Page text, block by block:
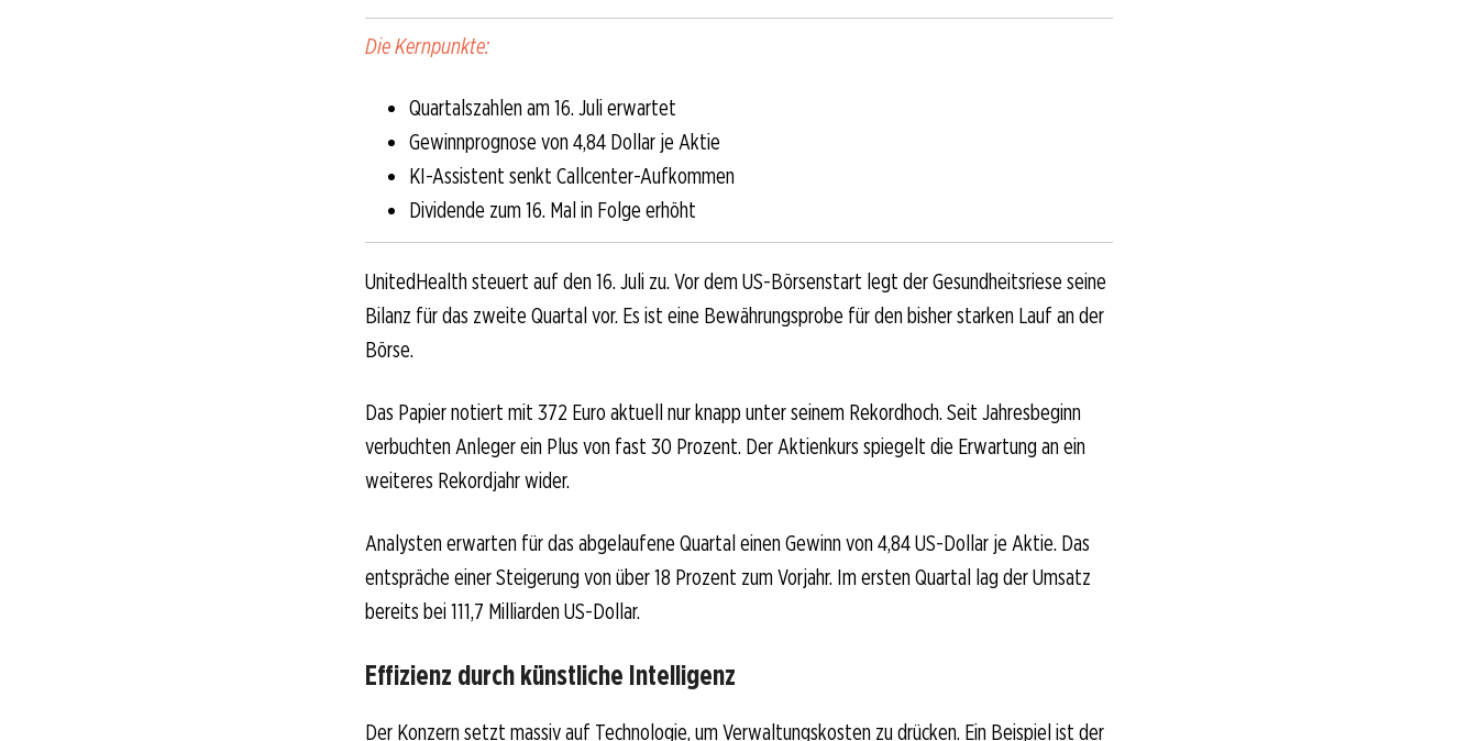
Die Kernpunkte:
Quartalszahlen am 16. Juli erwartet
Gewinnprognose von 4,84 Dollar je Aktie
KI-Assistent senkt Callcenter-Aufkommen
Dividende zum 16. Mal in Folge erhöht
UnitedHealth steuert auf den 16. Juli zu. Vor dem US-Börsenstart legt der Gesundheitsriese seine
Bilanz für das zweite Quartal vor. Es ist eine Bewährungsprobe für den bisher starken Lauf an der
Börse.
Das Papier notiert mit 372 Euro aktuell nur knapp unter seinem Rekordhoch. Seit Jahresbeginn
verbuchten Anleger ein Plus von fast 30 Prozent. Der Aktienkurs spiegelt die Erwartung an ein
weiteres Rekordjahr wider.
Analysten erwarten für das abgelaufene Quartal einen Gewinn von 4,84 US-Dollar je Aktie. Das
entspräche einer Steigerung von über 18 Prozent zum Vorjahr. Im ersten Quartal lag der Umsatz
bereits bei 111,7 Milliarden US-Dollar.
Effizienz durch künstliche Intelligenz
Der Konzern setzt massiv auf Technologie, um Verwaltungskosten zu drücken. Ein Beispiel ist der